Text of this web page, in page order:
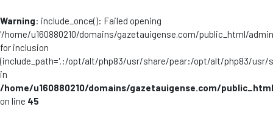
Warning: include_once(): Failed opening
'/home/u160880210/domains/gazetauigense.com/public_html/
for inclusion
(include_path='.:/opt/alt/php83/usr/share/pear:/opt/alt/php83/
in
/home/u160880210/domains/gazetauigense.com/
on line 45